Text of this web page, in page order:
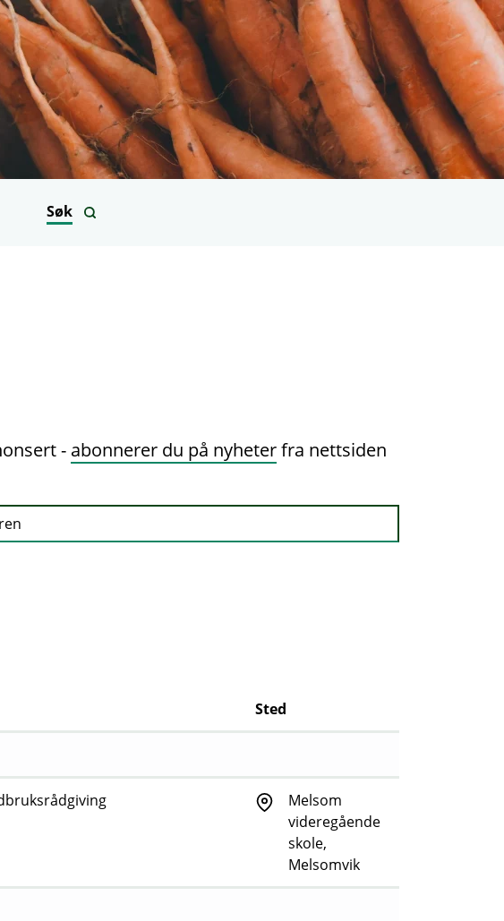
Søk
- abonnerer du på nyheterfra nettsiden
Sted
Melsom
videregående
skole,
Melsomvik